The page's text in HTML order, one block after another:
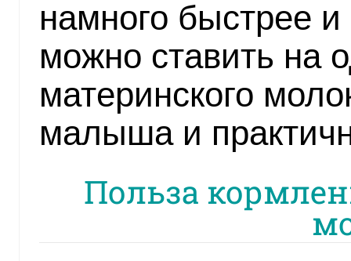
намного быстрее
можно ставить на
материнского
малыша и
Польза